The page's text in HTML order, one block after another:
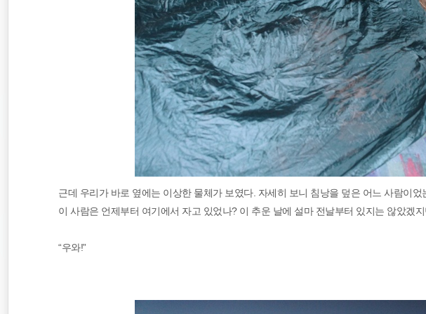
근데 우리가 바로 옆에는 이상한 물체가 보였다. 자세히 보니 침낭을 덮은 어느 사람이
이 사람은 언제부터 여기에서 자고 있었나? 이 추운 날에 설마 전날부터 있지는 않았겠
“우와!”